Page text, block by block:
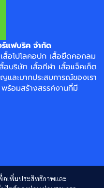
อเพิ่มประสิทธิภาพและ
แฟบริค จำกัด
เสื้อโปโลคอปก เสื้อยืดคอกลม
อบริษัท เสื้อกีฬา เสื้อแจ็คเก็ต
ละมากประสบการณ์ของเรา
ร้อมสร้างสรรค์งานที่มี